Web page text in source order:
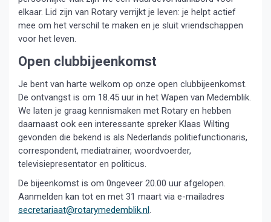
elkaar. Lid zijn van Rotary verrijkt je leven: je helpt actief
mee om het verschil te maken en je sluit vriendschappen
voor het leven.
Open clubbijeenkomst
Je bent van harte welkom op onze open clubbijeenkomst.
De ontvangst is om 18.45 uur in het Wapen van Medemblik.
We laten je graag kennismaken met Rotary en hebben
daarnaast ook een interessante spreker Klaas Wilting
gevonden die bekend is als Nederlands politiefunctionaris,
correspondent, mediatrainer, woordvoerder,
televisiepresentator en politicus.
De bijeenkomst is om 0ngeveer 20.00 uur afgelopen.
Aanmelden kan tot en met 31 maart via e-mailadres
secretariaat@rotarymedemblik.nl.